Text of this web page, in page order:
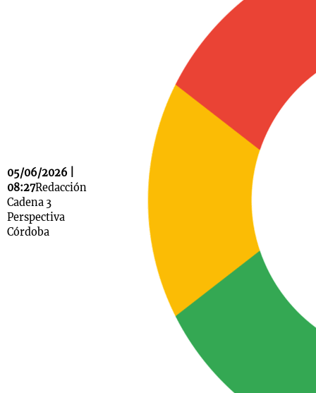
05/06/2026 |
08:27Redacción
Cadena 3
Perspectiva
Córdoba